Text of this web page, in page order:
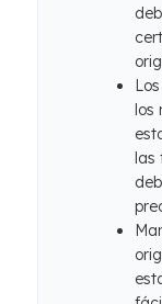
los
las